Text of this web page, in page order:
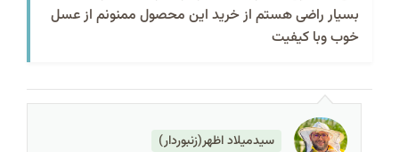
بسیار راضی هستم از خرید این محصول ممنونم از عسل
خوب وبا کیفیت
سیدمیلاد اظهر(زنبوردار)